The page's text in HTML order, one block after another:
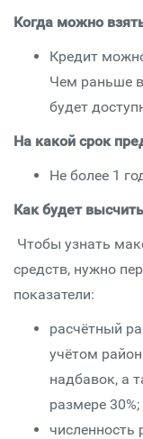
Когда можно
Кредит
Чем раньше
будет
На какой срок
Не более 1
Как будет
Чтобы узнать
средств, нужно
показатели:
расчётный
учётом
надбавок, а
размере 30%;
численность